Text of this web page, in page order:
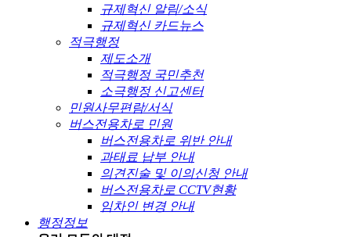
규제혁신 알림/소식
규제혁신 카드뉴스
적극행정
제도소개
적극행정 국민추천
소극행정 신고센터
민원사무편람/서식
버스전용차로 민원
버스전용차로 위반 안내
과태료 납부 안내
의견진술 및 이의신청 안내
버스전용차로 CCTV현황
임차인 변경 안내
행정정보